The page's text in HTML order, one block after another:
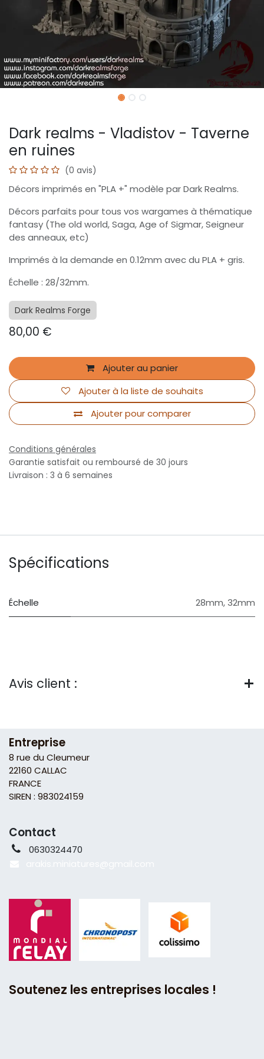
Dark realms - Vladistov - Taverne
en ruines
(0 avis)
Décors imprimés en "PLA +" modèle par Dark Realms.
Décors parfaits pour tous vos wargames à thématique
fantasy (The old world, Saga, Age of Sigmar, Seigneur
des anneaux, etc)
Imprimés à la demande en 0.12mm avec du PLA + gris.
Échelle : 28/32mm.
Dark Realms Forge
80,00 €
Ajouter au panier
Ajouter pour comparer
Ajouter à la liste de souhaits
Conditions générales
Garantie satisfait ou remboursé de 30 jours
Livraison : 3 à 6 semaines
Spécifications
Échelle 28mm,32mm
Avis client :
Entreprise
8 rue du Cleumeur
22160 CALLAC
FRANCE
SIREN : 983024159
Contact
0630324470
Soutenez les entreprises locales !